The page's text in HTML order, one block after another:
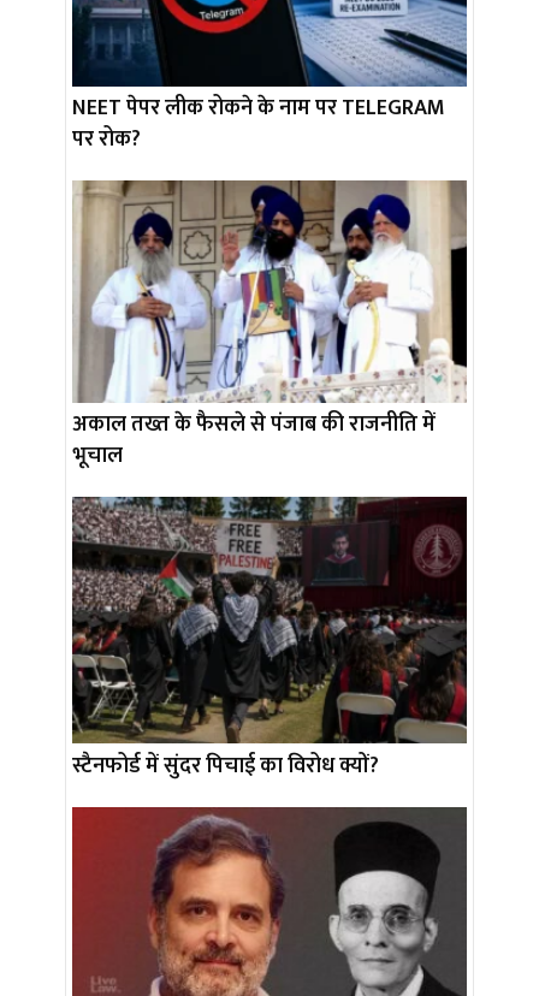
NEET पेपर लीक रोकने के नाम पर TELEGRAM
पर रोक?
अकाल तख्त के फैसले से पंजाब की राजनीति में
भूचाल
स्टैनफोर्ड में सुंदर पिचाई का विरोध क्यों?